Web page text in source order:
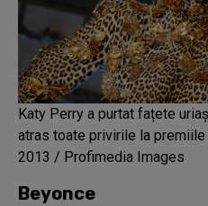
Katy Perry a purtat fațete
atras toate privirile la
2013 / Profimedia Images
Beyonce